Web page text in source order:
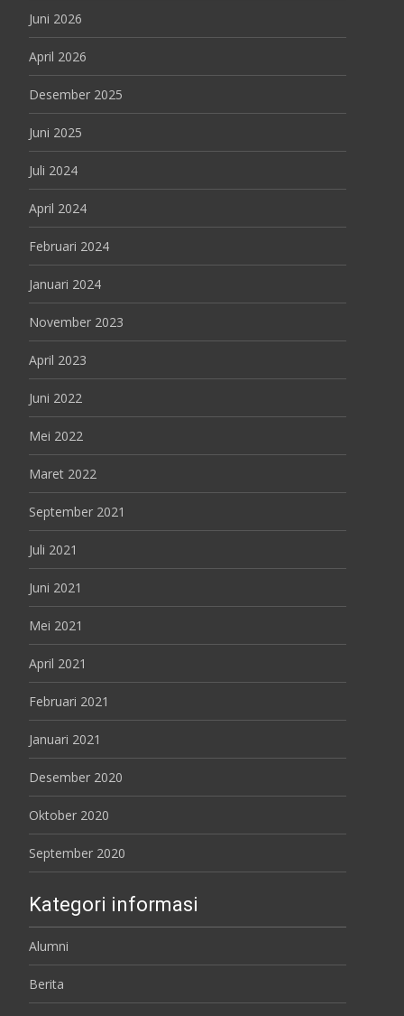
Juni 2026
April 2026
Desember 2025
Juni 2025
Juli 2024
April 2024
Februari 2024
Januari 2024
November 2023
April 2023
Juni 2022
Mei 2022
Maret 2022
September 2021
Juli 2021
Juni 2021
Mei 2021
April 2021
Februari 2021
Januari 2021
Desember 2020
Oktober 2020
September 2020
Kategori informasi
Alumni
Berita